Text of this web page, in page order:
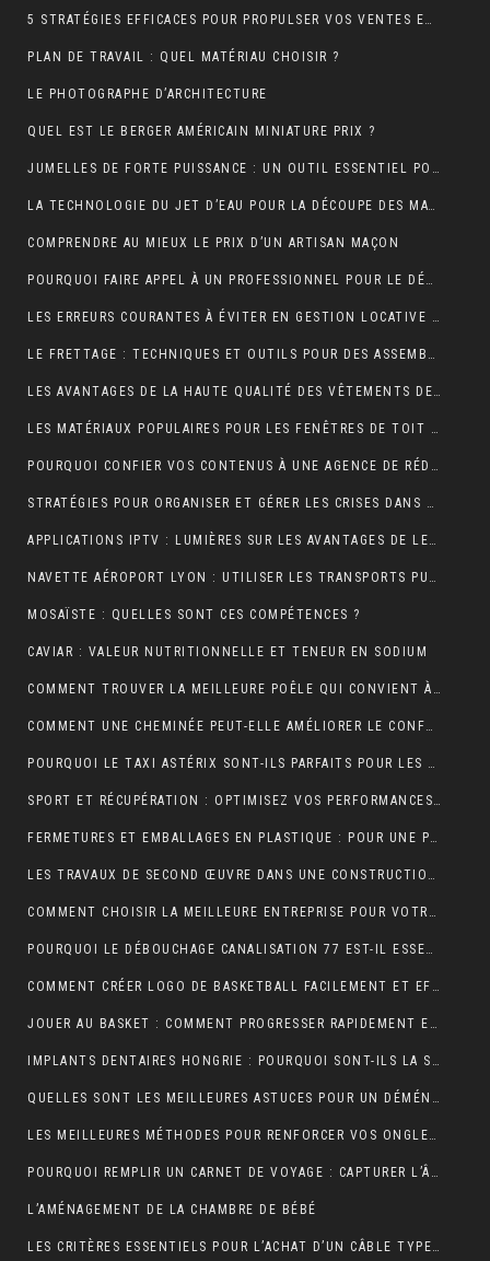
5 STRATÉGIES EFFICACES POUR PROPULSER VOS VENTES EN LIGNE
PLAN DE TRAVAIL : QUEL MATÉRIAU CHOISIR ?
LE PHOTOGRAPHE D’ARCHITECTURE
QUEL EST LE BERGER AMÉRICAIN MINIATURE PRIX ?
JUMELLES DE FORTE PUISSANCE : UN OUTIL ESSENTIEL POUR LE CAMPING
LA TECHNOLOGIE DU JET D’EAU POUR LA DÉCOUPE DES MATÉRIAUX SOLIDES
COMPRENDRE AU MIEUX LE PRIX D’UN ARTISAN MAÇON
POURQUOI FAIRE APPEL À UN PROFESSIONNEL POUR LE DÉBOUCHAGE TOILETTE YVELINES ?
LES ERREURS COURANTES À ÉVITER EN GESTION LOCATIVE ET COMMENT LES PRÉVENIR AVEC UN OUTIL EN LIGNE
LE FRETTAGE : TECHNIQUES ET OUTILS POUR DES ASSEMBLAGES PARFAITS
LES AVANTAGES DE LA HAUTE QUALITÉ DES VÊTEMENTS DE SPORT
LES MATÉRIAUX POPULAIRES POUR LES FENÊTRES DE TOIT : AVANTAGES ET INCONVÉNIENTS
POURQUOI CONFIER VOS CONTENUS À UNE AGENCE DE RÉDACTION ? LA CLÉ DU SUCCÈS EN LIGNE
STRATÉGIES POUR ORGANISER ET GÉRER LES CRISES DANS UNE ENTREPRISE
APPLICATIONS IPTV : LUMIÈRES SUR LES AVANTAGES DE LEUR UTILISATION
NAVETTE AÉROPORT LYON : UTILISER LES TRANSPORTS PUBLICS ET TAXIS
MOSAÏSTE : QUELLES SONT CES COMPÉTENCES ?
CAVIAR : VALEUR NUTRITIONNELLE ET TENEUR EN SODIUM
COMMENT TROUVER LA MEILLEURE POÊLE QUI CONVIENT À VOTRE MAISON ?
COMMENT UNE CHEMINÉE PEUT-ELLE AMÉLIORER LE CONFORT ET L’ESTHÉTIQUE DE VOTRE MAISON ?
POURQUOI LE TAXI ASTÉRIX SONT-ILS PARFAITS POUR LES TOURISTES ?
SPORT ET RÉCUPÉRATION : OPTIMISEZ VOS PERFORMANCES AVEC LES HUILES CBD À PARIS
FERMETURES ET EMBALLAGES EN PLASTIQUE : POUR UNE PROTECTION OPTIMALE DE VOS PRODUITS
LES TRAVAUX DE SECOND ŒUVRE DANS UNE CONSTRUCTION DE MAISON
COMMENT CHOISIR LA MEILLEURE ENTREPRISE POUR VOTRE DÉMÉNAGEMENT PARIS MARSEILLE?
POURQUOI LE DÉBOUCHAGE CANALISATION 77 EST-IL ESSENTIEL POUR ÉVITER LES DÉSAGRÉMENTS MAJEURS ?
COMMENT CRÉER LOGO DE BASKETBALL FACILEMENT ET EFFICACEMENT ?
JOUER AU BASKET : COMMENT PROGRESSER RAPIDEMENT EN TECHNIQUE ?
IMPLANTS DENTAIRES HONGRIE : POURQUOI SONT-ILS LA SOLUTION IDÉALE POUR UN SOURIRE PARFAIT ET ABORDABLE ?
QUELLES SONT LES MEILLEURES ASTUCES POUR UN DÉMÉNAGEMENT ÎLE DE FRANCE RÉUSSI ET SANS TRACAS ?
LES MEILLEURES MÉTHODES POUR RENFORCER VOS ONGLES FRAGILES
POURQUOI REMPLIR UN CARNET DE VOYAGE : CAPTURER L’ÂME DE VOS AVENTURES
L’AMÉNAGEMENT DE LA CHAMBRE DE BÉBÉ
LES CRITÈRES ESSENTIELS POUR L’ACHAT D’UN CÂBLE TYPE 2 POUR VÉHICULES ÉLECTRIQUES